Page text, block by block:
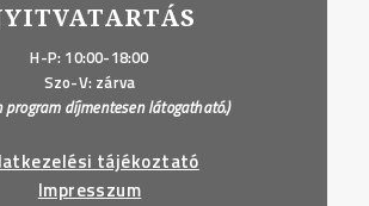
H-P: 10:00-18:00
Szo-V: zárva
program díjmentesen látogatható.)
tájékoztató
Impresszum